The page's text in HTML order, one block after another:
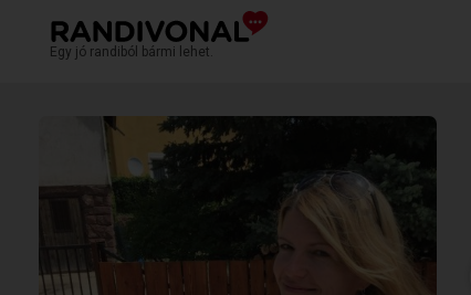
Egy jó randiból bármi lehet.